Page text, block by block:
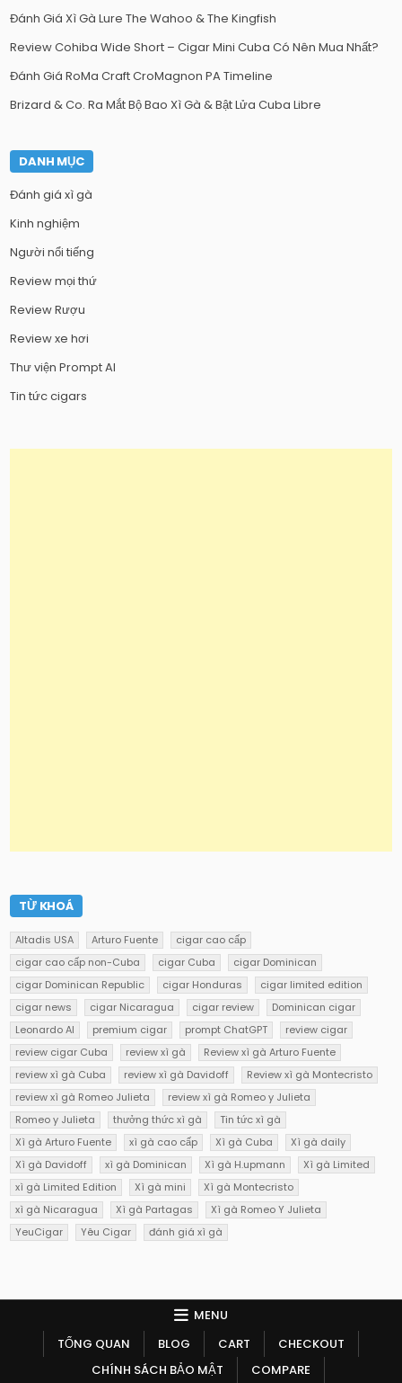
Đánh Giá Xì Gà Lure The Wahoo & The Kingfish
Review Cohiba Wide Short – Cigar Mini Cuba Có Nên Mua Nhất?
Đánh Giá RoMa Craft CroMagnon PA Timeline
Brizard & Co. Ra Mắt Bộ Bao Xì Gà & Bật Lửa Cuba Libre
DANH MỤC
Đánh giá xì gà
Kinh nghiệm
Người nổi tiếng
Review mọi thứ
Review Rượu
Review xe hơi
Thư viện Prompt AI
Tin tức cigars
TỪ KHOÁ
Altadis USA Arturo Fuente
cigar cao cấp
cigar cao cấp non-Cuba
cigar Cuba
cigar Dominican
cigar Dominican Republic
cigar Honduras
cigar limited edition
cigar news
cigar Nicaragua cigar review
Dominican cigar
Leonardo AI
premium cigar prompt ChatGPT
review cigar
review cigar Cuba
review xì gà
Review xì gà Arturo Fuente
review xì gà Cuba
review xì gà Davidoff
Review xì gà Montecristo
review xì gà Romeo Julieta
review xì gà Romeo y Julieta
Romeo y Julieta
thưởng thức xì gà
Tin tức xì gà
Xì gà Arturo Fuente
xì gà cao cấp Xì gà Cuba
Xì gà daily
Xì gà Davidoff
xì gà Dominican Xì gà H.upmann
Xì gà Limited
xì gà Limited Edition
Xì gà mini
Xì gà Montecristo
xì gà Nicaragua
Xì gà Partagas
Xì gà Romeo Y Julieta
YeuCigar
Yêu Cigar đánh giá xì gà
MENU
TỔNG QUAN
BLOG CART
CHECKOUT
CHÍNH SÁCH BẢO MẬT
COMPARE